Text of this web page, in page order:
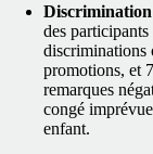
des
discriminations
promotions, et
remarques
congé
enfant.